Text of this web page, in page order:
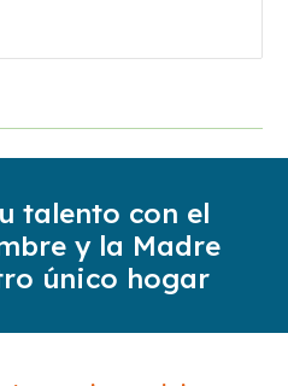
talento con el
y la Madre
único hogar